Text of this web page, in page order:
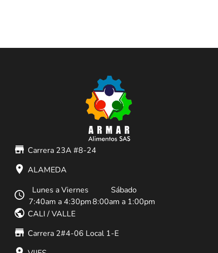
store_mall_directory Carrera 23A #8-24
place ALAMEDA
schedule
Lunes a Viernes
7:40am a 4:30pm
Sábado
8:00am a 1:00pm
public CALI / VALLE
store_mall_directory Carrera 2#4-06 Local 1-E